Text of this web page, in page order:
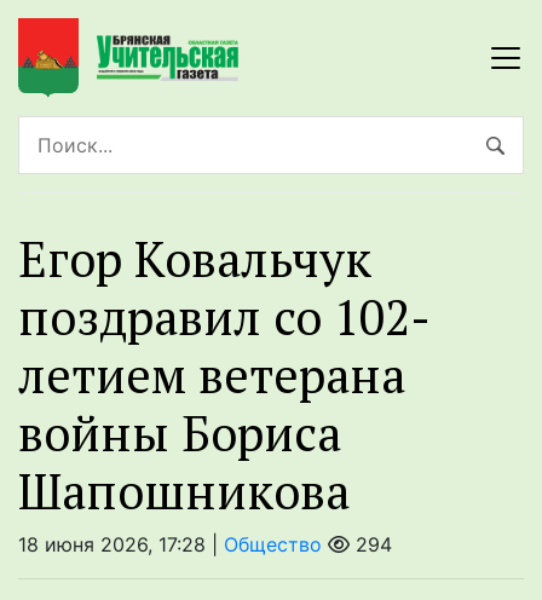
Егор Ковальчук
поздравил со 102-
летием ветерана
войны Бориса
Шапошникова
18 июня 2026, 17:28 | Общество 294